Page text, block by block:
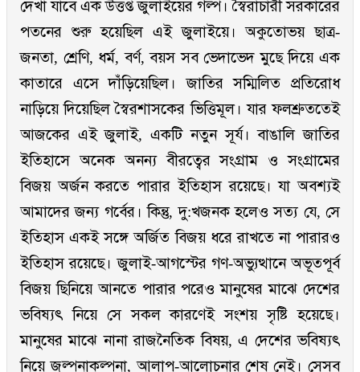
দেখা যাবে এক উত্তপ্ত জুলাইয়ের গল্প। স্বৈরাচারী সরকারের
পতনের শুরু হয়েছিল এই জুলাইয়ে। অকুতোভয় ছাত্র-
জনতা, শ্রেণি, ধর্ম, বর্ণ, বয়স সব ভেদাভেদ মুছে দিয়ে এক
কাতারে এসে দাঁড়িয়েছিল। জাতির সম্মিলিত প্রতিরোধ
নাড়িয়ে দিয়েছিল স্বৈরশাসকের ভিত্তিমূল। যার ফলশ্রুততেই
আজকের এই জুলাই, একটি নতুন সূর্য। বাঙালি জাতির
ইতিহাসে অনেক অনন্য বীরত্বের সংগ্রাম ও সংগ্রামের
বিজয় অর্জন করতে পারার ইতিহাস রয়েছে। যা অবশ্যই
আমাদের জন্য গর্বের। কিন্তু, দু:খজনক হলেও সত্য যে, সে
ইতিহাস একই সঙ্গে অর্জিত বিজয় ধরে রাখতে না পারারও
ইতিহাস রয়েছে। জুলাই-আগস্টের গণ-অভ্যুত্থানে অভূতপূর্ব
বিজয় ছিনিয়ে আনতে পারার পরেও মানুষের মাঝে দেশের
ভবিষ্যৎ নিয়ে সে সকল কারণেই সংশয় সৃষ্টি হয়েছে।
মানুষের মাঝে নানা রাজনৈতিক বিষয়, এ দেশের ভবিষ্যৎ
নিয়ে জল্পনাকল্পনা, আলাপ-আলোচনার শেষ নেই। সেসব